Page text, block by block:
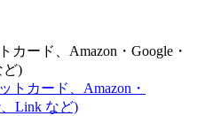
カード、Amazon・Google・
ど)